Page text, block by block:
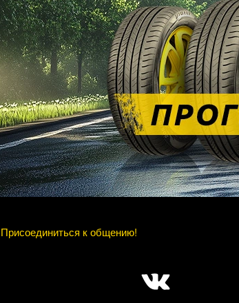
Присоединиться к общению!